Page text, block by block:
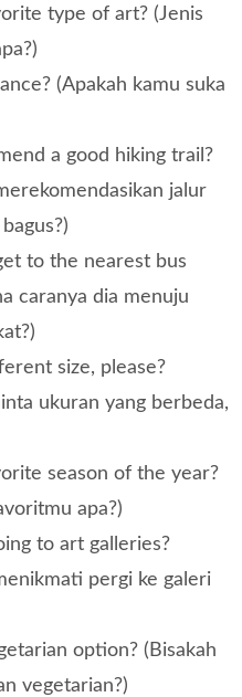
type of art? (Jenis
(Apakah kamu suka
a good hiking trail?
jalur
to the nearest bus
caranya dia menuju
size, please?
ukuran yang berbeda,
season of the year?
apa?)
to art galleries?
pergi ke galeri
option? (Bisakah
vegetarian?)